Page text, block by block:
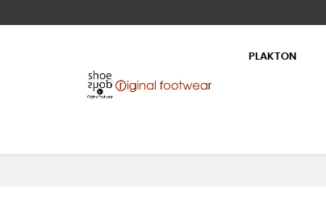
PLAKTON